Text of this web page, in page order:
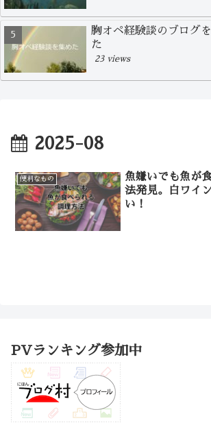
胸オペ経験談のブログ
た
23 views
2025-08
便利なもの
魚嫌いでも魚が
法発見。白ワイ
い！
PVランキング参加中